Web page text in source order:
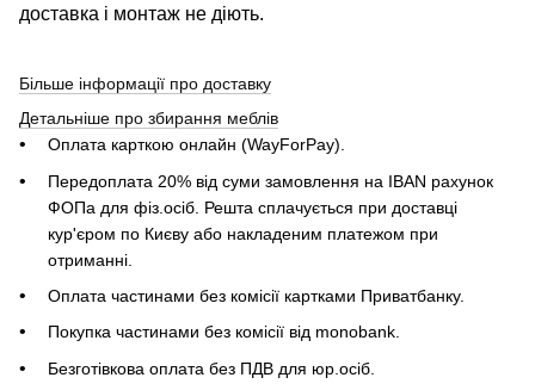
доставка і монтаж не діють.
Більше інформації про доставку
Детальніше про збирання меблів
Оплата карткою онлайн (WayForPay).
Передоплата 20% від суми замовлення на IBAN рахунок
ФОПа для фіз.осіб. Решта сплачується при доставці
кур'єром по Києву або накладеним платежом при
отриманні.
Оплата частинами без комісії картками Приватбанку.
Покупка частинами без комісії від monobank.
Безготівкова оплата без ПДВ для юр.осіб.